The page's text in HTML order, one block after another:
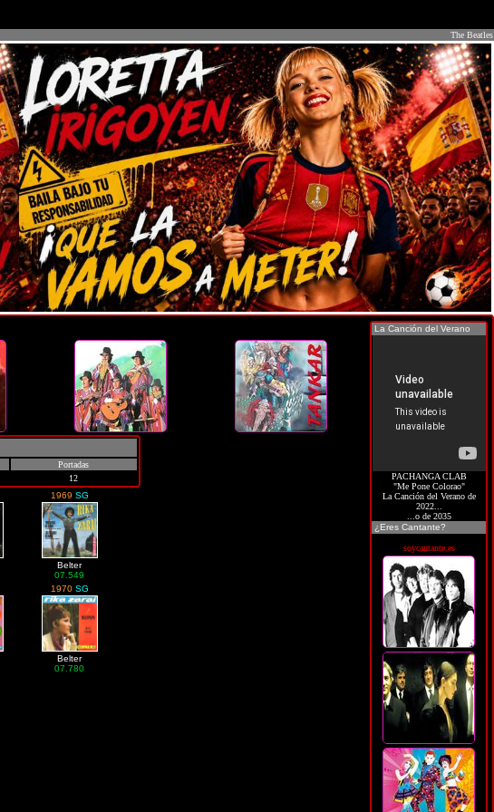
The Beatles
Portadas
12
1969 SG
Belter
07.549
1970 SG
Belter
07.780
La Canción del Verano
PACHANGA CLAB
"Me Pone Colorao"
La Canción del Verano de
2022...
...o de 2035
¿Eres Cantante?
soycantante.es